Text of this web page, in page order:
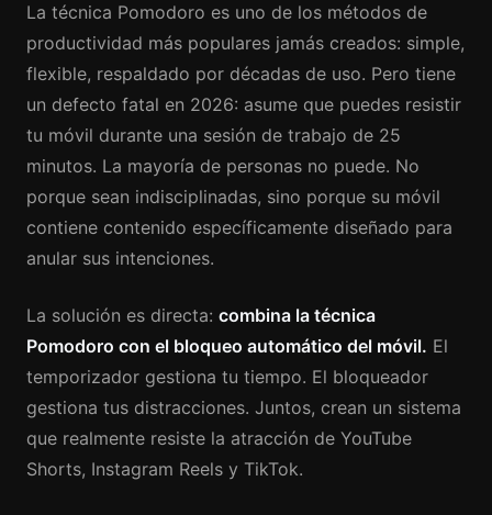
La técnica Pomodoro es uno de los métodos de
productividad más populares jamás creados: simple,
flexible, respaldado por décadas de uso. Pero tiene
un defecto fatal en 2026: asume que puedes resistir
tu móvil durante una sesión de trabajo de 25
minutos. La mayoría de personas no puede. No
porque sean indisciplinadas, sino porque su móvil
contiene contenido específicamente diseñado para
anular sus intenciones.
La solución es directa: combina la técnica
Pomodoro con el bloqueo automático del móvil. El
temporizador gestiona tu tiempo. El bloqueador
gestiona tus distracciones. Juntos, crean un sistema
que realmente resiste la atracción de YouTube
Shorts, Instagram Reels y TikTok.